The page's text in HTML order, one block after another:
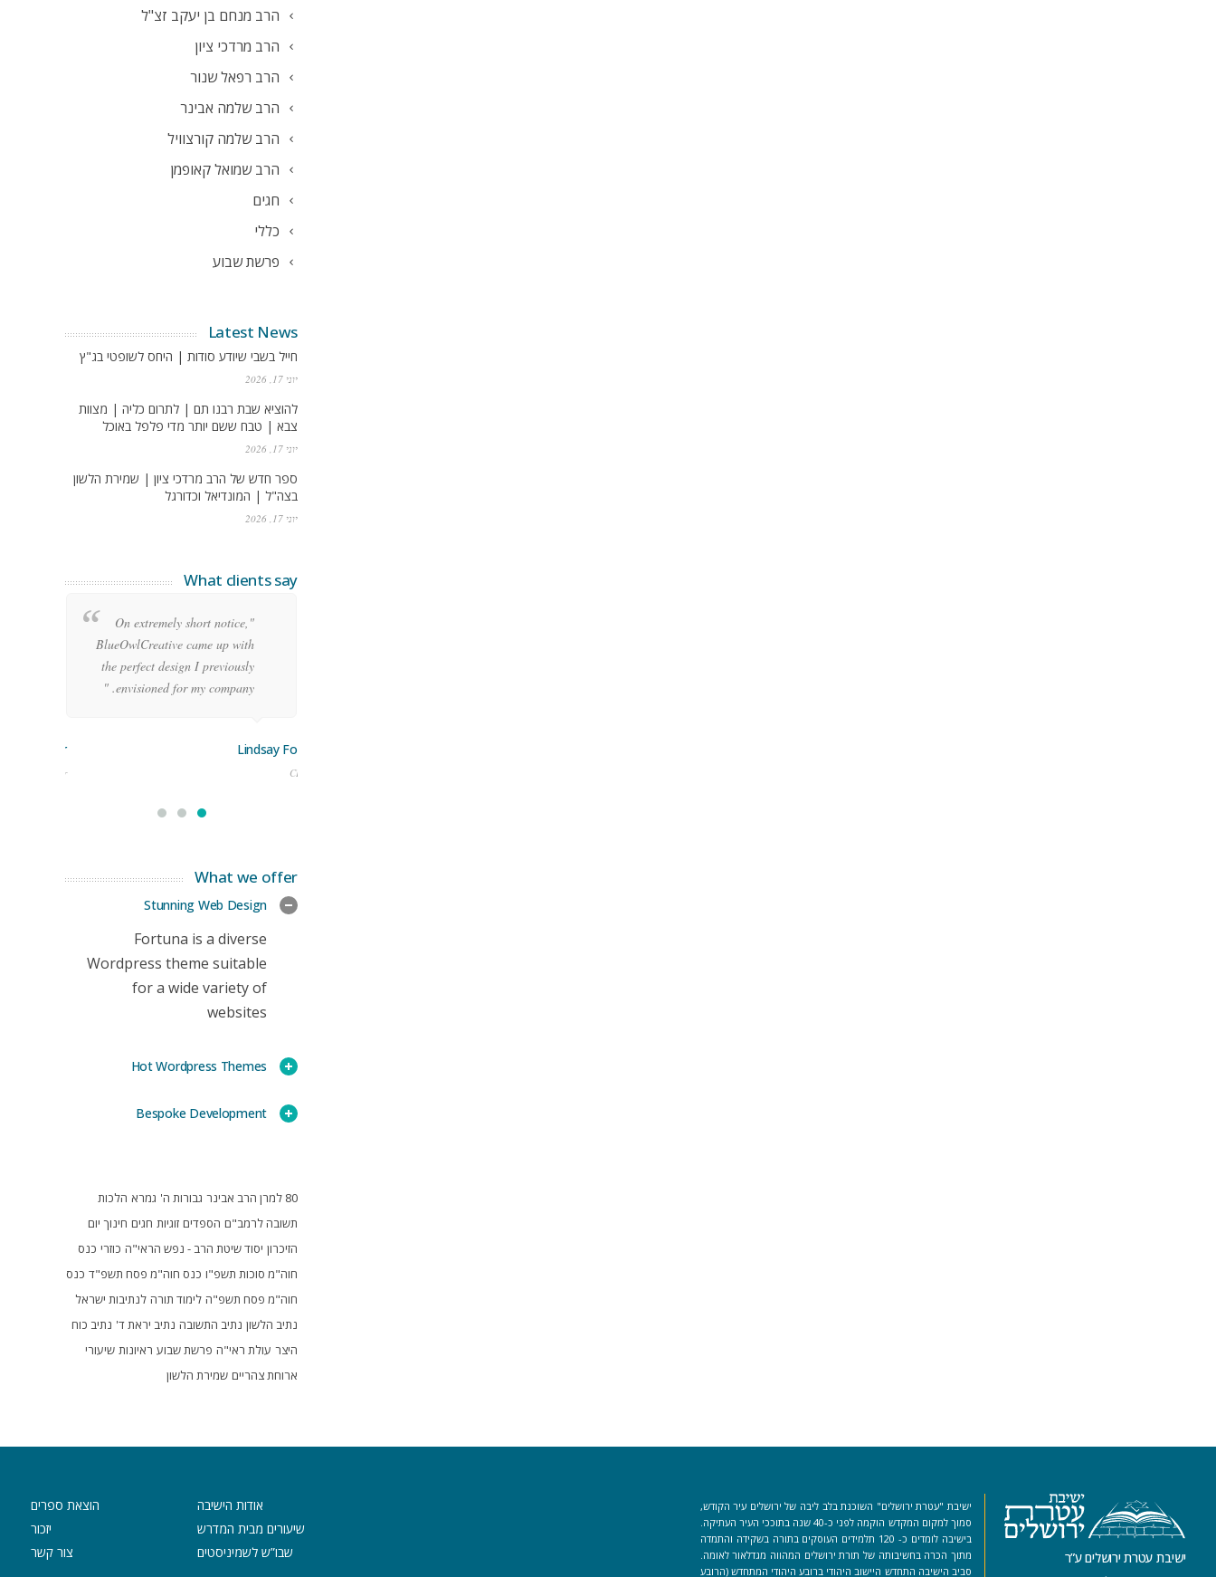
הרב מנחם בן יעקב זצ"ל
הרב מרדכי ציון
הרב רפאל שנור
הרב שלמה אבינר
הרב שלמה קורצוויל
הרב שמואל קאופמן
חגים
כללי
פרשת שבוע
Latest News
חייל בשבי שיודע סודות | היחס לשופטי בג"ץ
יוני 17, 2026
להוציא שבת רבנו תם | לתרום כליה | מצוות
צבא | טבח ששם יותר מדי פלפל באוכל
יוני 17, 2026
ספר חדש של הרב מרדכי ציון | שמירת הלשון
בצה"ל | המונדיאל וכדורגל
יוני 17, 2026
What clients say
"On extremely short notice,
BlueOwlCreative came up with
the perfect design I previously
envisioned for my company. "
Lindsay Ford
CEO
Stoner
Manager
What we offer
Stunning Web Design
Fortuna is a diverse
Wordpress theme suitable
for a wide variety of
websites
Hot Wordpress Themes
Bespoke Development
80 למרן הרב אבינר גבורות ה' גמרא הלכות
תשובה לרמב"ם הספדים זוגיות חגים חינוך יום
הזיכרון יסוד שיטת הרב - נפש הראי"ה כוזרי כנס
חוה"מ סוכות תשפ"ו כנס חוה"מ פסח תשפ"ד כנס
חוה"מ פסח תשפ"ה לימוד תורה לנתיבות ישראל
נתיב הלשון נתיב התשובה נתיב יראת ד' נתיב כוח
היצר עולת ראי"ה פרשת שבוע ראיונות שיעורי
ארוחת צהריים שמירת הלשון
ישיבת עטרת ירושלים ע”ר
ישיבת "עטרת ירושלים" השוכנת בלב ליבה של ירושלים עיר הקודש,
סמוך למקום המקדש הוקמה לפני כ-40 שנה בתוככי העיר העתיקה.
בישיבה לומדים כ- 120 תלמידים העוסקים בתורה בשקידה והתמדה
מתוך הכרה בחשיבותה של תורת ירושלים המהווה מגדלאור לאומה.
סביב הישיבה התחדש היישוב היהודי ברובע היהודי המתחדש (הרובע
אודות הישיבה
שיעורים מבית המדרש
שבו”ש לשמיניסטים
הוצאת ספרים
יזכור
צור קשר